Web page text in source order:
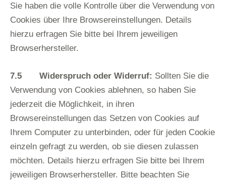
Sie haben die volle Kontrolle über die Verwendung von
Cookies über Ihre Browsereinstellungen. Details
hierzu erfragen Sie bitte bei Ihrem jeweiligen
Browserhersteller.
7.5 Widerspruch oder Widerruf: Sollten Sie die
Verwendung von Cookies ablehnen, so haben Sie
jederzeit die Möglichkeit, in ihren
Browsereinstellungen das Setzen von Cookies auf
Ihrem Computer zu unterbinden, oder für jeden Cookie
einzeln gefragt zu werden, ob sie diesen zulassen
möchten. Details hierzu erfragen Sie bitte bei Ihrem
jeweiligen Browserhersteller. Bitte beachten Sie